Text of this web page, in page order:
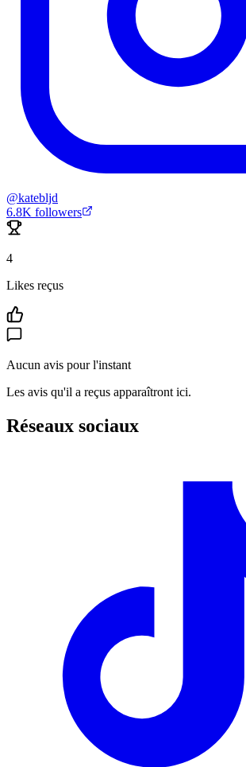
@katebljd
6.8K followers
4
Likes reçus
Aucun avis pour l'instant
Les avis qu'il a reçus apparaîtront ici.
Réseaux sociaux